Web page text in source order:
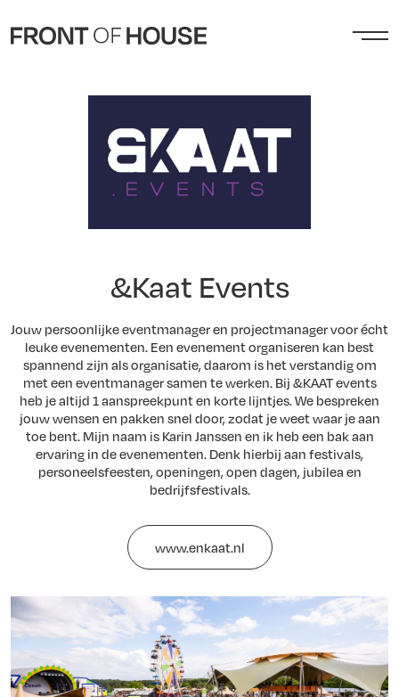
&Kaat Events
Jouw persoonlijke eventmanager en projectmanager voor écht
leuke evenementen. Een evenement organiseren kan best
spannend zijn als organisatie, daarom is het verstandig om
met een eventmanager samen te werken. Bij &KAAT events
heb je altijd 1 aanspreekpunt en korte lijntjes. We bespreken
jouw wensen en pakken snel door, zodat je weet waar je aan
toe bent. Mijn naam is Karin Janssen en ik heb een bak aan
ervaring in de evenementen. Denk hierbij aan festivals,
personeelsfeesten, openingen, open dagen, jubilea en
bedrijfsfestivals.
www.enkaat.nl